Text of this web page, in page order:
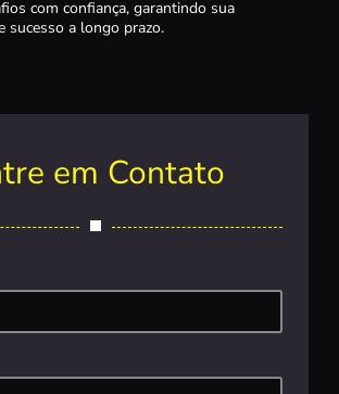
com confiança, garantindo sua
sucesso a longo prazo.
em Contato